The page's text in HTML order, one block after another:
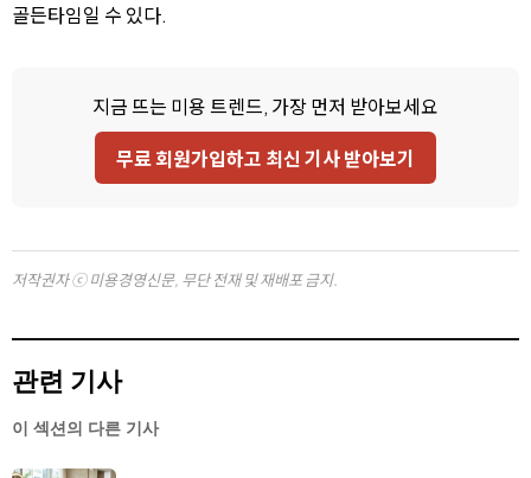
골든타임일 수 있다.
지금 뜨는 미용 트렌드, 가장 먼저 받아보세요
무료 회원가입하고 최신 기사 받아보기
저작권자 ⓒ 미용경영신문, 무단 전재 및 재배포 금지.
관련 기사
이 섹션의 다른 기사